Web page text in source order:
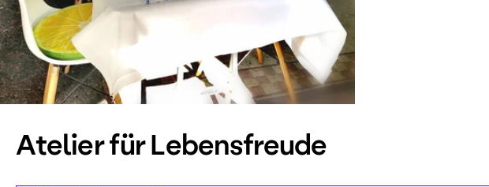
Atelier für Lebensfreude